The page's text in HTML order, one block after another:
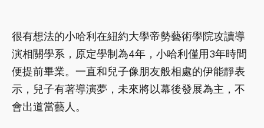
很有想法的小哈利在紐約大學帝勢藝術學院攻讀導
演相關學系，原定學制為4年，小哈利僅用3年時間
便提前畢業。一直和兒子像朋友般相處的伊能靜表
示，兒子有著導演夢，未來將以幕後發展為主，不
會出道當藝人。